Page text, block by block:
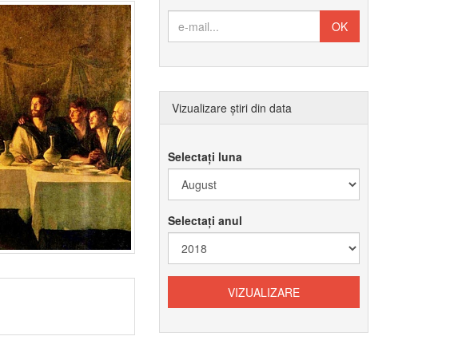
Vizualizare știri din data
Selectați luna
Selectați anul